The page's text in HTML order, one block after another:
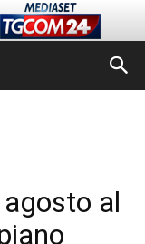
al